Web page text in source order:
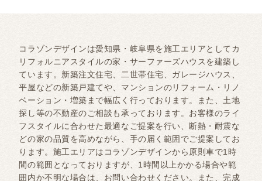
コラゾンデザインは愛知県・岐阜県を施工エリアとしてカ
リフォルニアスタイルの家・サーファーズハウスを建築し
ています。新築注文住宅、二世帯住宅、ガレージハウス、
平屋などの新築戸建てや、マンションのリフォーム・リノ
ベーション・増築まで幅広く行っております。また、土地
探し等の不動産のご相談も承っております。お客様のライ
フスタイルに合わせた最適なご提案を行い、断熱・耐震な
どの家の品質を高めながら、手の届く範囲でご提案してお
ります。施工エリアはコラゾンデザインから原則車で1時
間の範囲となっておりますが、1時間以上かかる場合や範
囲内か不明な場合は、お問い合わせください。また、完成